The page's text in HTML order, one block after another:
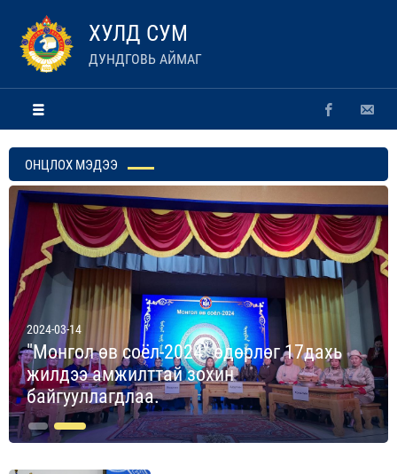
ХУЛД СУМ
ДУНДГОВЬ АЙМАГ
ОНЦЛОХ МЭДЭЭ
2024-03-14
"Монгол өв соёл-2024" өдөрлөг 17дахь
жилдээ амжилттай зохин
байгууллагдлаа.